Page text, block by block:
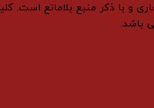
و با ذکر منبع بلامانع است.
باشد.